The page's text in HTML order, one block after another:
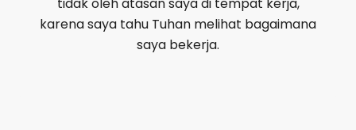
karena saya tahu Tuhan melihat bagaimana
saya bekerja.